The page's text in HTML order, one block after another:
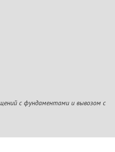
с фундаментами и вывозом с